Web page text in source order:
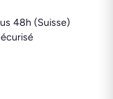
48h (Suisse)